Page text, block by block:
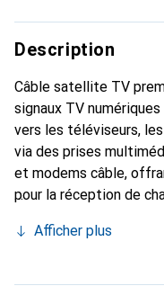
Description
Câble satellite TV
signaux TV
vers les téléviseurs,
via des prises
et modems câble,
pour la réception de
téléviseurs dotés de
Afficher plus